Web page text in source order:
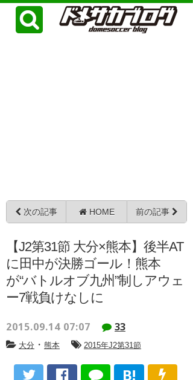
次の記事 HOME 前の記事
【J2第31節 大分×熊本】後半AT
に田中が決勝ゴール！熊本
が“バトルオブ九州”制しアウェ
ー7戦負けなしに
2015.09.14 07:07 33
大分 ・ 熊本 2015年J2第31節
B!